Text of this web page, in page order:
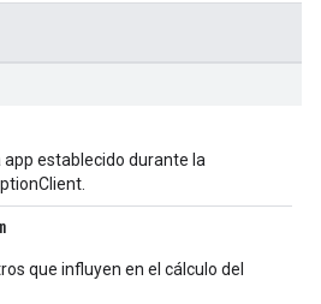
establecido durante la
que influyen en el cálculo del